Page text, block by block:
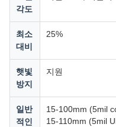
각도
최소
대비
25%
햇빛
방지
지원
일반
적인
15-100mm (5mil
15-110mm (5mil